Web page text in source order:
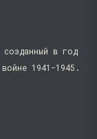
созданный в год
1941−1945.